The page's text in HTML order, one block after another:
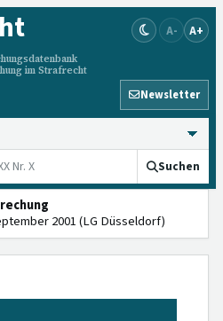
im Strafrecht
A- A+
Newsletter
Suchen
2001 (LG Düsseldorf)